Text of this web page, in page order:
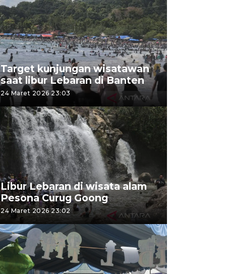
Target kunjungan wisatawan
saat libur Lebaran di Banten
24 Maret 2026 23:03
Libur Lebaran di wisata alam
Pesona Curug Goong
24 Maret 2026 23:02